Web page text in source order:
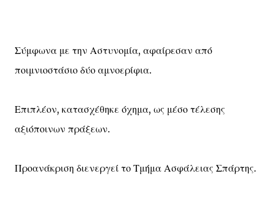
Σύμφωνα με την Αστυνομία, αφαίρεσαν από
ποιμνιοστάσιο δύο αμνοερίφια.
Επιπλέον, κατασχέθηκε όχημα, ως μέσο τέλεσης
αξιόποινων πράξεων.
Προανάκριση διενεργεί το Τμήμα Ασφάλειας Σπάρτης.